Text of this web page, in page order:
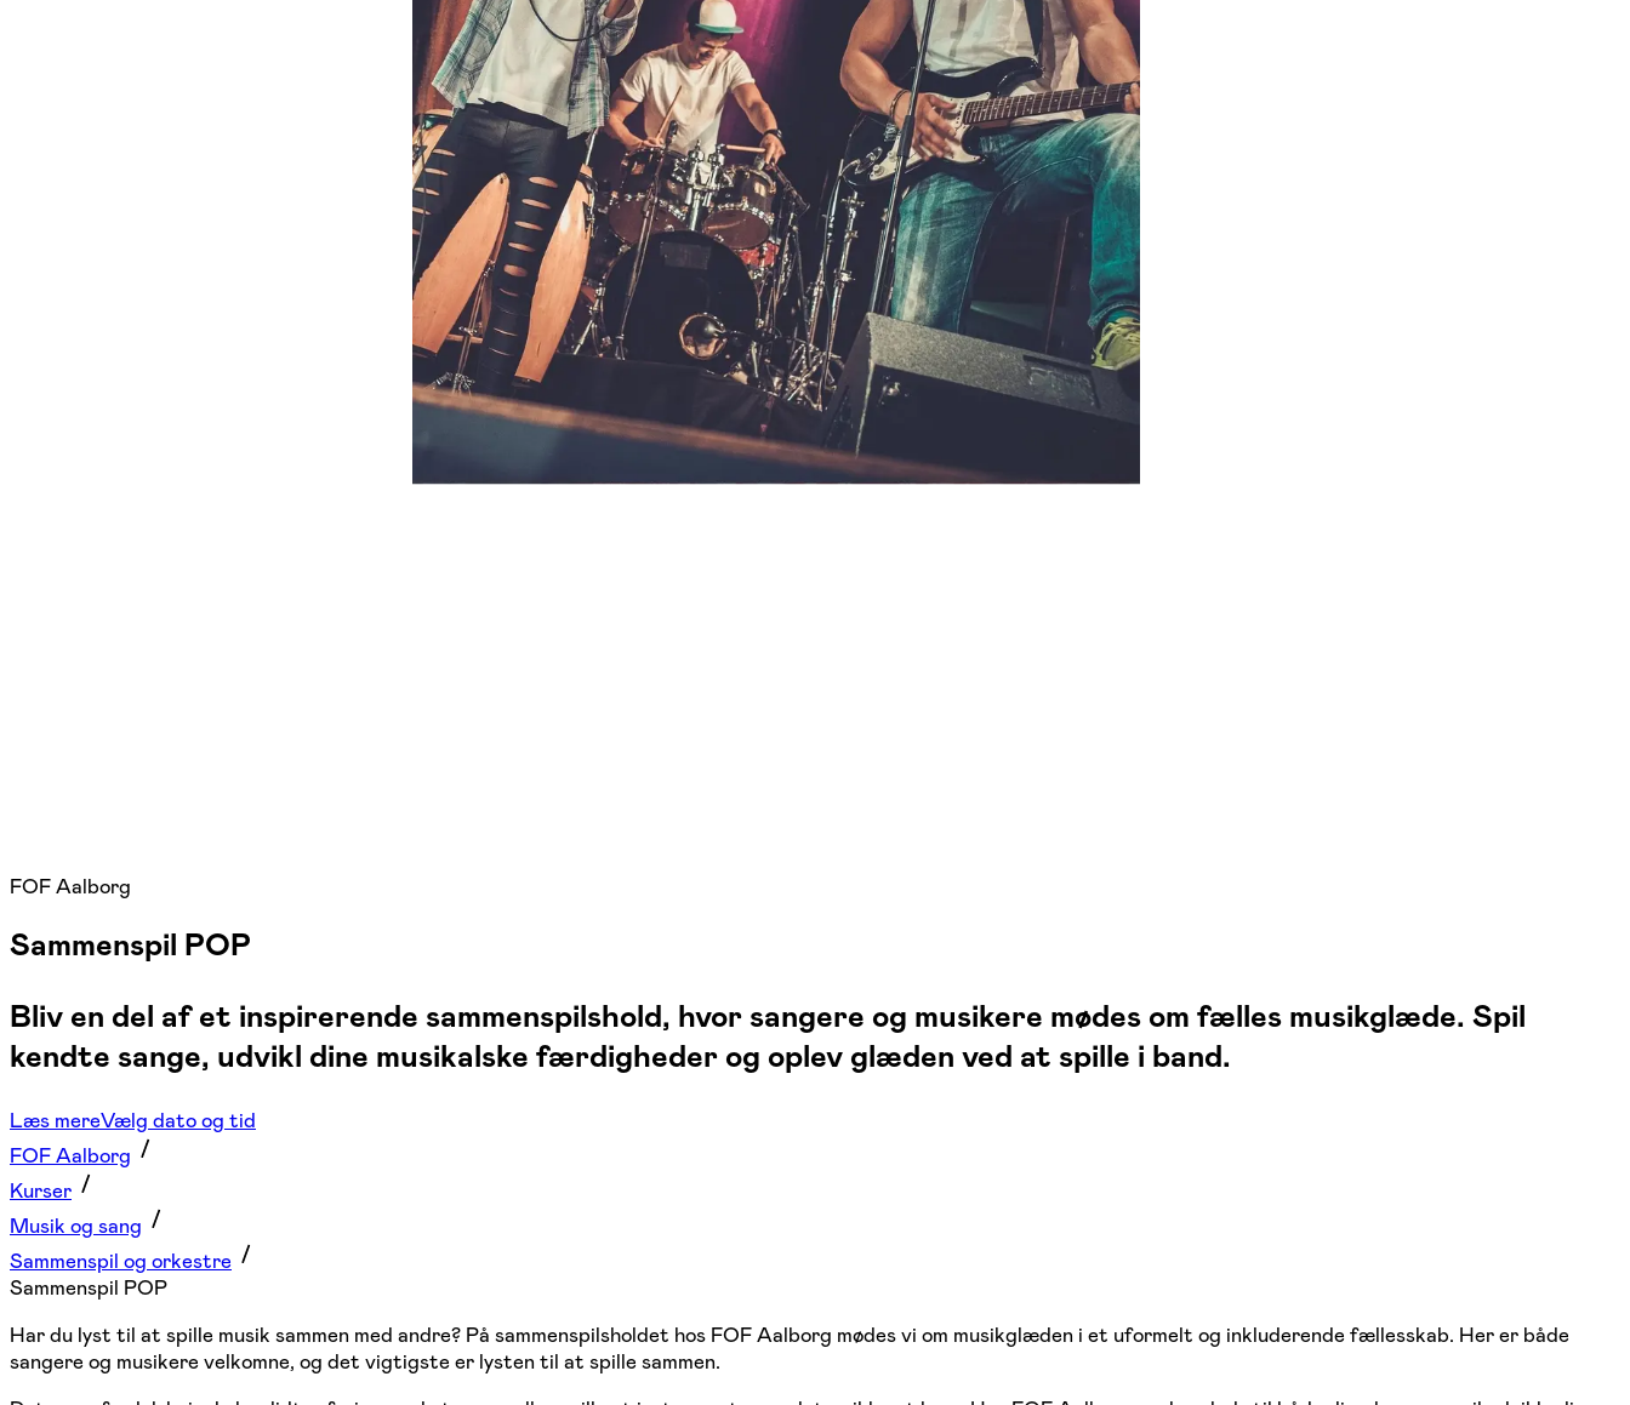
FOF Aalborg
Sammenspil POP
Bliv en del af et inspirerende sammenspilshold, hvor sangere og musikere mødes om fælles musikglæde. Spil
kendte sange, udvikl dine musikalske færdigheder og oplev glæden ved at spille i band.
Læs mereVælg dato og tid
FOF Aalborg
Kurser
Musik og sang
Sammenspil og orkestre
Sammenspil POP
Har du lyst til at spille musik sammen med andre? På sammenspilsholdet hos FOF Aalborg mødes vi om musikglæden i et uformelt og inkluderende fællesskab. Her er både
sangere og musikere velkomne, og det vigtigste er lysten til at spille sammen.